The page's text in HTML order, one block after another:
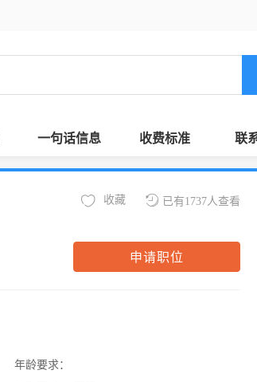
一句话信息 收费标准 联
已有1737人查看
收藏
申请职位
年龄要求：